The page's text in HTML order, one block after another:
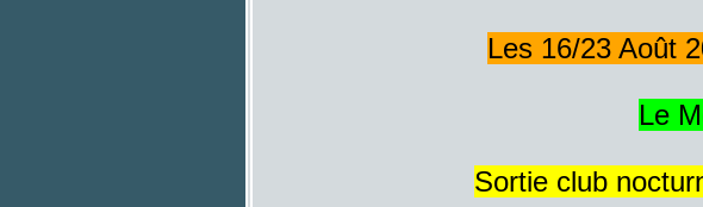
Les 16/23 Août
Le
Sortie club